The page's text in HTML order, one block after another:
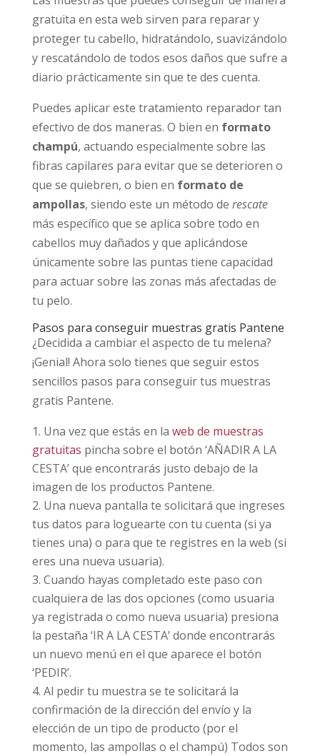
gratuita en esta web sirven para reparar y
proteger tu cabello, hidratándolo, suavizándolo
y rescatándolo de todos esos daños que sufre a
diario prácticamente sin que te des cuenta.
Puedes aplicar este tratamiento reparador tan
efectivo de dos maneras. O bien en formato
champú, actuando especialmente sobre las
fibras capilares para evitar que se deterioren o
que se quiebren, o bien en formato de
ampollas, siendo este un método de rescate
más específico que se aplica sobre todo en
cabellos muy dañados y que aplicándose
únicamente sobre las puntas tiene capacidad
para actuar sobre las zonas más afectadas de
tu pelo.
Pasos para conseguir muestras gratis Pantene
¿Decidida a cambiar el aspecto de tu melena?
¡Genial! Ahora solo tienes que seguir estos
sencillos pasos para conseguir tus muestras
gratis Pantene.
Una vez que estás en la web de muestras
gratuitas pincha sobre el botón ‘AÑADIR A LA
CESTA’ que encontrarás justo debajo de la
imagen de los productos Pantene.
Una nueva pantalla te solicitará que ingreses
tus datos para loguearte con tu cuenta (si ya
tienes una) o para que te registres en la web (si
eres una nueva usuaria).
Cuando hayas completado este paso con
cualquiera de las dos opciones (como usuaria
ya registrada o como nueva usuaria) presiona
la pestaña ‘IR A LA CESTA’ donde encontrarás
un nuevo menú en el que aparece el botón
‘PEDIR’.
Al pedir tu muestra se te solicitará la
confirmación de la dirección del envío y la
elección de un tipo de producto (por el
momento, las ampollas o el champú) Todos son